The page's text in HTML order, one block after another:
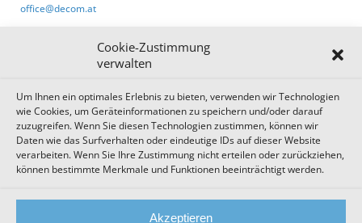
Cookie-Zustimmung
verwalten
Um Ihnen ein optimales Erlebnis zu bieten, verwenden wir Technologien
wie Cookies, um Geräteinformationen zu speichern und/oder darauf
zuzugreifen. Wenn Sie diesen Technologien zustimmen, können wir
Daten wie das Surfverhalten oder eindeutige IDs auf dieser Website
verarbeiten. Wenn Sie Ihre Zustimmung nicht erteilen oder zurückziehen,
können bestimmte Merkmale und Funktionen beeinträchtigt werden.
Akzeptieren
office@decom.at
DECOM News
Zum Newsletter anmelden!